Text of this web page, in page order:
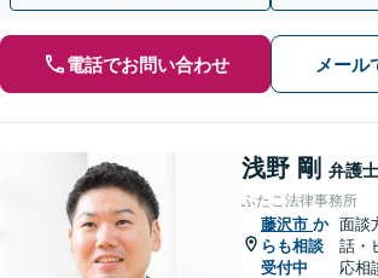
電話でお問い合わせ メール
浅野 剛 弁護士
ふたこ法律事務所
藤沢市 か
らも相談
受付中
面談
話・
応相